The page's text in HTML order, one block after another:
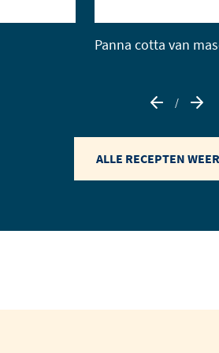
Panna cotta van
/
ALLE RECEPTEN